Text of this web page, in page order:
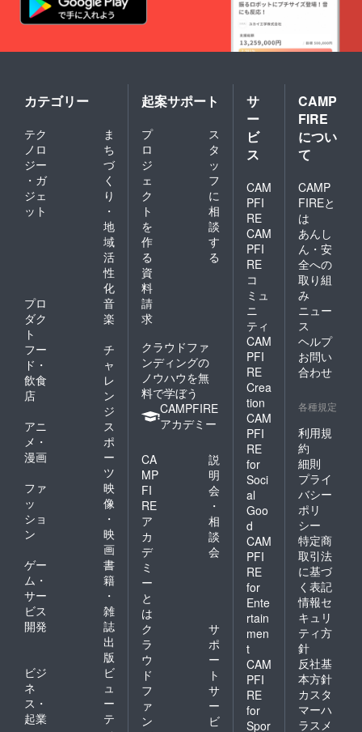
トの完
成次
第、お
ただき
ます。
新サイ
ト完成
までは
イトに
も掲載
いたし
ます。
※※※備考
「掲載
希望の
お名
前」必
ずご記
入をお
願い致
す。 ※
本名・
ネーム
などご
希望の
お名前
で掲載
させて
いただ
す。 ※
公序良
俗に反
する名
前や、
署名人
などの
名前、
企業名
等の使
用はご
遠慮願
す。 ※
名前が
長すぎ
る場合
は調整
可能で
す。 も
ちろ
ん、お
ん。 ご
支援い
ただき
ありが
とうご
致しま
す。 ・
10月以
期限な
しでラ
イブ開
催でき
ます
（日程
や内容
調整
要） ・
あうん
堂オン
ライン
ショッ
プでの
物販支
援とオ
ンライ
ン投げ
銭支援
をご提
供いた
しま
時に入
力して
いただ
いた
メール
アドレ
スに、
スタッ
フより
今後の
進め方
のご連
絡差し
上げま
す。 ※
支援金
額は、
申し込
み時に
「上乗
せ支
援」が
可能で
す。 も
ちろ
をお送
りいた
す。 ※
申し込
み時に
「上乗
せ支
援」が
可能で
す。 も
ん、お
気持ち
で構い
ませ
ん。 ご
支援い
ただき
ありが
とうご
ざいま
す！
いただ
いた
アドレ
フより
今後の
進め方
のご連
絡差し
上げま
す。 ・
ジェク
ト終了
後ホー
ルから
感謝の
メール
をお送
りいた
す。 ※
支援金
額は、
申し込
み時に
「上乗
可能で
ちろ
ん、お
気持ち
で構い
ん。 ご
支援い
ただき
ありが
とうご
ざいま
す！
防止対
北海道
による
運営が
必須条
件とな
りま
す。ア
ルコー
毒、検
温機器
は提供
いたし
ます。
・会場
では当
店にて
ライブ
ドリン
ク営業
を行
い、あ
うん堂
オンラ
プでの
援とオ
ンライ
ン投げ
銭支援
をご提
供いた
しま
す。 ・
ご支援
時に入
力して
いただ
メール
アドレ
スに、
スタッ
フより
今後の
進め方
のご連
絡差し
上げま
グ禁止
ます。
・2021
年11月
基本有
効期限
なしで
ライブ
開催で
きます
（日程
詳細は
調整
要）当
面は新
型コロ
ナ感染
防止対
策とし
ての新
北海道
スタイ
ル準拠
による
運営が
必須条
件とな
す。ア
ル消
毒、検
温機器
は提供
いたし
ます。
・会場
では当
店にて
ライブ
ドリン
ク営業
い、あ
うん堂
オンラ
ショッ
プでの
物販支
援とオ
ンライ
ン投げ
銭支援
カテゴリー
テク
ノロ
ジー
・ガ
ジェ
ット
ま
ち
づ
く
り
・
地
域
活
性
化
プロ
ダク
ト
音
楽
フー
ド・
飲食
店
チ
ャ
レ
ン
ジ
アニ
メ・
漫画
ス
ポ
ー
ツ
ファ
ッ
ショ
ン
映
像
・
映
画
ゲー
ム・
サー
ビス
開発
書
籍
・
雑
誌
出
版
ビジ
ネ
ス・
起業
ビ
ュ
ー
テ
起案サポート
プ
ロ
ジ
ェ
ク
ト
を
作
る
ス
タ
ッ
フ
に
相
談
す
る
資
料
請
求
クラウドファ
ンディングの
ノウハウを無
料で学ぼう
CAMPFIRE
アカデミー
CA
MP
FI
RE
ア
カ
デ
ミ
ー
と
は
説
明
会
・
相
談
会
ク
ラ
ウ
ド
フ
ァ
ン
サ
ポ
ー
ト
サ
ー
ビ
サ
ー
ビ
ス
CAM
PFI
RE
CAM
PFI
RE
コ
ミュ
ニ
ティ
CAM
PFI
RE
Crea
tion
CAM
PFI
RE
for
Soci
al
Goo
d
CAM
PFI
RE
for
Ente
rtain
men
t
CAM
PFI
RE
for
Spor
CAMP
FIRE
につい
て
CAMP
FIREと
は
あんし
ん・安
全への
取り組
み
ニュー
ス
ヘルプ
お問い
合わせ
各種規定
利用規
約
細則
プライ
バシー
ポリ
シー
特定商
取引法
に基づ
く表記
情報セ
キュリ
ティ方
針
反社基
本方針
カスタ
マーハ
ラスメ